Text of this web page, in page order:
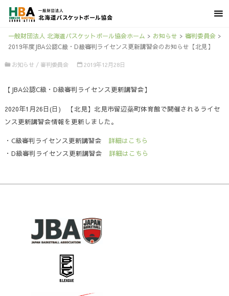
一般財団法人 北海道バスケットボール協会ホーム > お知らせ > 審判委員会>
2019年度JBA公認C級・D級審判ライセンス更新講習会のお知らせ【北見】
お知らせ / 審判委員会 2019年12月28日
【JBA公認C級・D級審判ライセンス更新講習会】
2020年1月26日(日) 【北見】北見市留辺蘂町体育館で開催されるライセ
ンス更新講習会情報を更新しました。
・C級審判ライセンス更新講習会 詳細はこちら
・D級審判ライセンス更新講習会 詳細はこちら